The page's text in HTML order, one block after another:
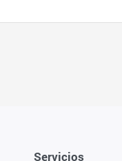
Servicios